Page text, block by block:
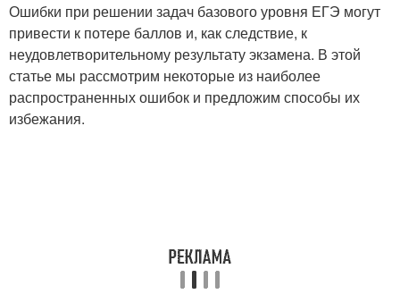
Ошибки при решении задач базового уровня ЕГЭ могут
привести к потере баллов и, как следствие, к
неудовлетворительному результату экзамена. В этой
статье мы рассмотрим некоторые из наиболее
распространенных ошибок и предложим способы их
избежания.